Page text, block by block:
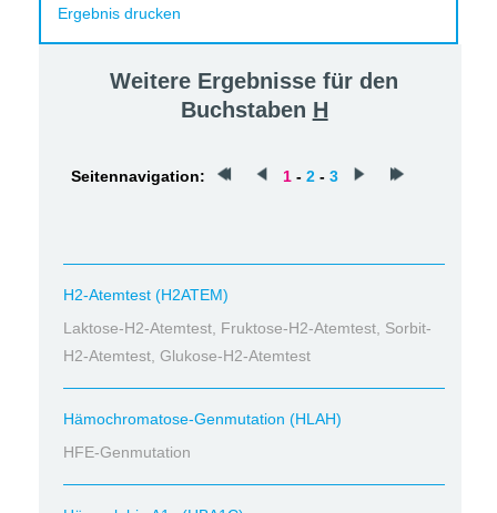
Ergebnis drucken
Weitere Ergebnisse für den
Buchstaben H
Seitennavigation: 1 - 2 - 3
H2-Atemtest (H2ATEM)
Laktose-H2-Atemtest, Fruktose-H2-Atemtest, Sorbit-
H2-Atemtest, Glukose-H2-Atemtest
Hämochromatose-Genmutation (HLAH)
HFE-Genmutation